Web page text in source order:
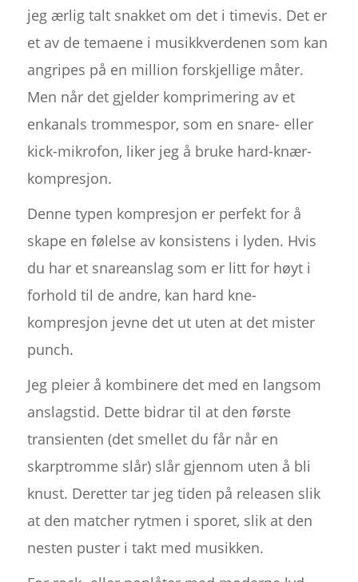
jeg ærlig talt snakket om det i timevis. Det er
et av de temaene i musikkverdenen som kan
angripes på en million forskjellige måter.
Men når det gjelder komprimering av et
enkanals trommespor, som en snare- eller
kick-mikrofon, liker jeg å bruke hard-knær-
kompresjon.
Denne typen kompresjon er perfekt for å
skape en følelse av konsistens i lyden. Hvis
du har et snareanslag som er litt for høyt i
forhold til de andre, kan hard kne-
kompresjon jevne det ut uten at det mister
punch.
Jeg pleier å kombinere det med en langsom
anslagstid. Dette bidrar til at den første
transienten (det smellet du får når en
skarptromme slår) slår gjennom uten å bli
knust. Deretter tar jeg tiden på releasen slik
at den matcher rytmen i sporet, slik at den
nesten puster i takt med musikken.